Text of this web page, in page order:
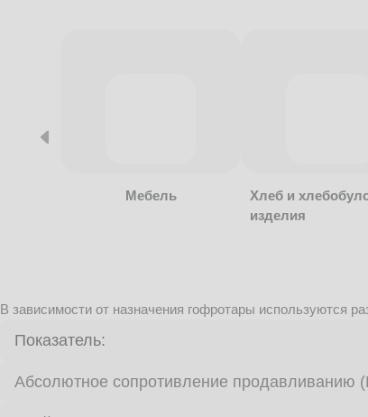
Мебель
Хлеб и
изделия
В зависимости от назначения гофротары используются
Показатель:
Абсолютное сопротивление продавливанию